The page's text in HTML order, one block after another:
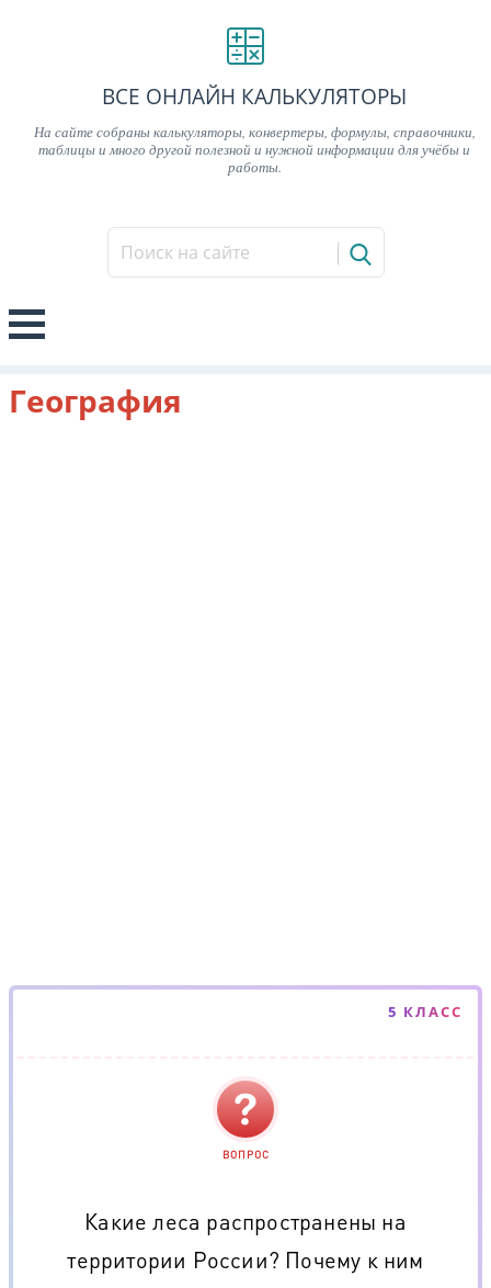
ВСЕ ОНЛАЙН КАЛЬКУЛЯТОРЫ
На сайте собраны калькуляторы, конвертеры, формулы, справочники,
таблицы и много другой полезной и нужной информации для учёбы и
работы.
География
5 КЛАСС
ВОПРОС
Какие леса распространены на
территории России? Почему к ним